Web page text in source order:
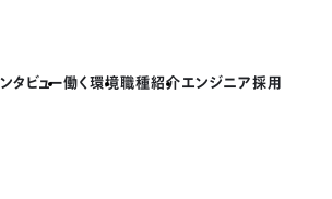
タビュー働く環境職種紹介エンジニア採用